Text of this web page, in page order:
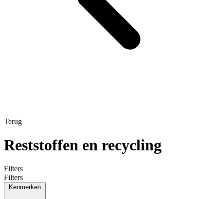
Terug
Reststoffen en recycling
Filters
Filters
Kenmerken